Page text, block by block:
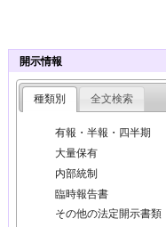
開示情報
種類別 全文検索
有報・半報・四半期
大量保有
内部統制
臨時報告書
その他の法定開示書類